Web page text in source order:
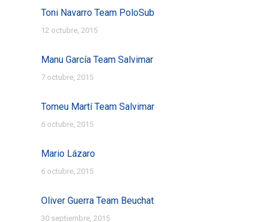
Toni Navarro Team PoloSub
12 octubre, 2015
Manu García Team Salvimar
7 octubre, 2015
Tomeu Martí Team Salvimar
6 octubre, 2015
Mario Lázaro
6 octubre, 2015
Oliver Guerra Team Beuchat
30 septiembre, 2015